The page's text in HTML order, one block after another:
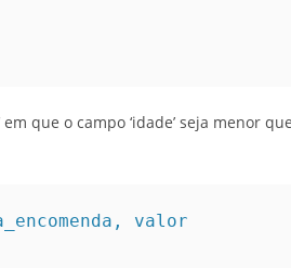
que o campo ‘idade’ seja menor
valor